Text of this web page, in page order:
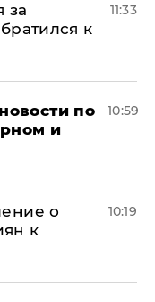
за
к
11:33
по
и
10:59
о
к
10:19